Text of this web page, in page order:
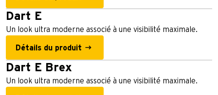
Dart E
Un look ultra moderne associé à une visibilité maximale.
Détails du produit
Dart E Brex
Un look ultra moderne associé à une visibilité maximale.